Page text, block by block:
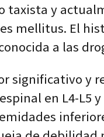
taxista y
mellitus. El
a las
significativo y
en L4-L5